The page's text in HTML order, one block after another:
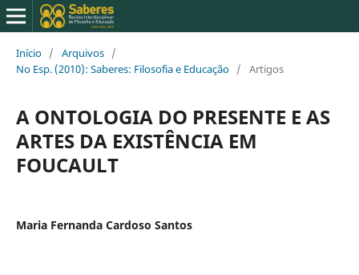
Início / Arquivos /
No Esp. (2010): Saberes: Filosofia e Educação / Artigos
A ONTOLOGIA DO PRESENTE E AS
ARTES DA EXISTÊNCIA EM
FOUCAULT
Maria Fernanda Cardoso Santos